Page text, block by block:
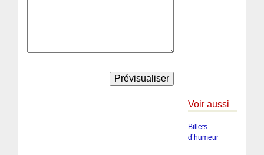
Voir aussi
Billets
d’humeur